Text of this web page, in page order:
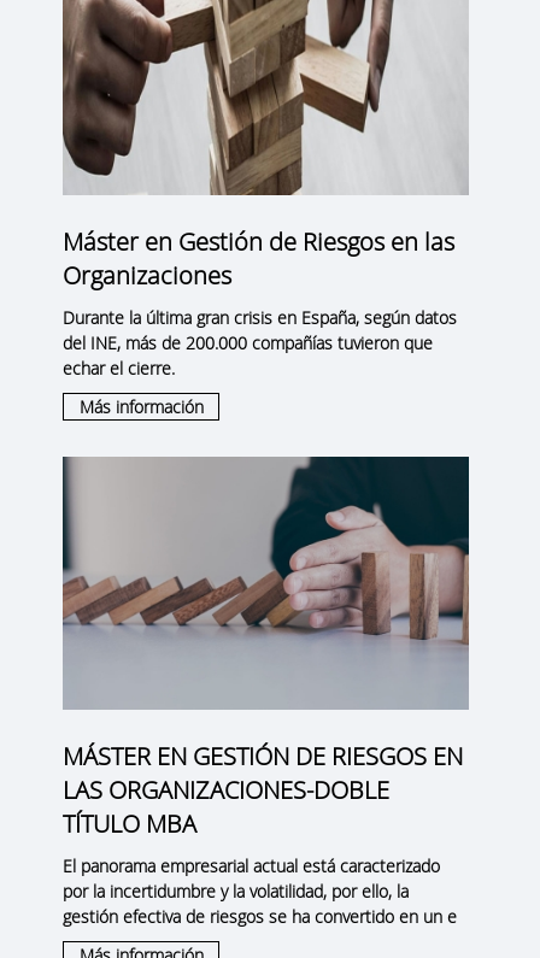
Máster en Gestión de Riesgos en las
Organizaciones
Durante la última gran crisis en España, según datos
del INE, más de 200.000 compañías tuvieron que
echar el cierre.
Más información
MÁSTER EN GESTIÓN DE RIESGOS EN
LAS ORGANIZACIONES-DOBLE
TÍTULO MBA
El panorama empresarial actual está caracterizado
por la incertidumbre y la volatilidad, por ello, la
gestión efectiva de riesgos se ha convertido en un e